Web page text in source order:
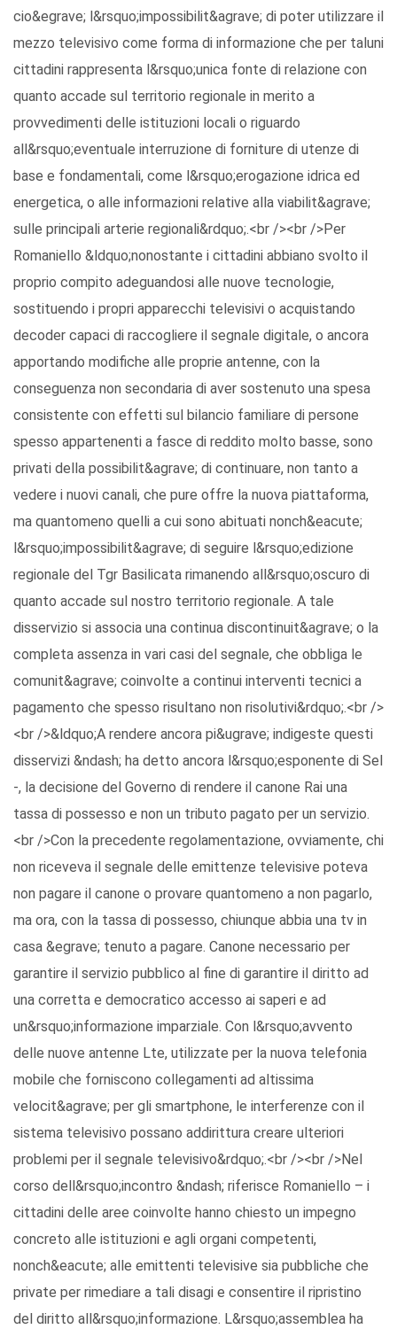
cio&egrave; l&rsquo;impossibilit&agrave; di poter utilizzare il
mezzo televisivo come forma di informazione che per taluni
cittadini rappresenta l&rsquo;unica fonte di relazione con
quanto accade sul territorio regionale in merito a
provvedimenti delle istituzioni locali o riguardo
all&rsquo;eventuale interruzione di forniture di utenze di
base e fondamentali, come l&rsquo;erogazione idrica ed
energetica, o alle informazioni relative alla viabilit&agrave;
sulle principali arterie regionali&rdquo;.<br /><br />Per
Romaniello &ldquo;nonostante i cittadini abbiano svolto il
proprio compito adeguandosi alle nuove tecnologie,
sostituendo i propri apparecchi televisivi o acquistando
decoder capaci di raccogliere il segnale digitale, o ancora
apportando modifiche alle proprie antenne, con la
conseguenza non secondaria di aver sostenuto una spesa
consistente con effetti sul bilancio familiare di persone
spesso appartenenti a fasce di reddito molto basse, sono
privati della possibilit&agrave; di continuare, non tanto a
vedere i nuovi canali, che pure offre la nuova piattaforma,
ma quantomeno quelli a cui sono abituati nonch&eacute;
l&rsquo;impossibilit&agrave; di seguire l&rsquo;edizione
regionale del Tgr Basilicata rimanendo all&rsquo;oscuro di
quanto accade sul nostro territorio regionale. A tale
disservizio si associa una continua discontinuit&agrave; o la
completa assenza in vari casi del segnale, che obbliga le
comunit&agrave; coinvolte a continui interventi tecnici a
pagamento che spesso risultano non risolutivi&rdquo;.<br />
<br />&ldquo;A rendere ancora pi&ugrave; indigeste questi
disservizi &ndash; ha detto ancora l&rsquo;esponente di Sel
-, la decisione del Governo di rendere il canone Rai una
tassa di possesso e non un tributo pagato per un servizio.
<br />Con la precedente regolamentazione, ovviamente, chi
non riceveva il segnale delle emittenze televisive poteva
non pagare il canone o provare quantomeno a non pagarlo,
ma ora, con la tassa di possesso, chiunque abbia una tv in
casa &egrave; tenuto a pagare. Canone necessario per
garantire il servizio pubblico al fine di garantire il diritto ad
una corretta e democratico accesso ai saperi e ad
un&rsquo;informazione imparziale. Con l&rsquo;avvento
delle nuove antenne Lte, utilizzate per la nuova telefonia
mobile che forniscono collegamenti ad altissima
velocit&agrave; per gli smartphone, le interferenze con il
sistema televisivo possano addirittura creare ulteriori
problemi per il segnale televisivo&rdquo;.<br /><br />Nel
corso dell&rsquo;incontro &ndash; riferisce Romaniello – i
cittadini delle aree coinvolte hanno chiesto un impegno
concreto alle istituzioni e agli organi competenti,
nonch&eacute; alle emittenti televisive sia pubbliche che
private per rimediare a tali disagi e consentire il ripristino
del diritto all&rsquo;informazione. L&rsquo;assemblea ha